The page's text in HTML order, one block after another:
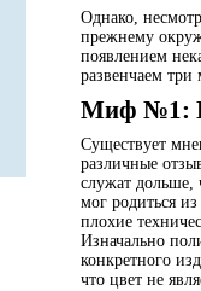
Однако,
прежнему
появлением
развенчаем
Миф №1:
Существует
различные
служат дольше,
мог родиться
плохие
Изначально
конкретного
что цвет не